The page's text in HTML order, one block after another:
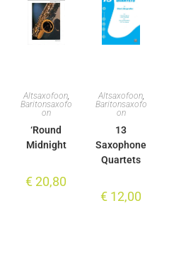
Altsaxofoon,
Baritonsaxofo
on
‘Round
Midnight
€20,80
Altsaxofoon,
Baritonsaxofo
on
13
Saxophone
Quartets
€ 12,00